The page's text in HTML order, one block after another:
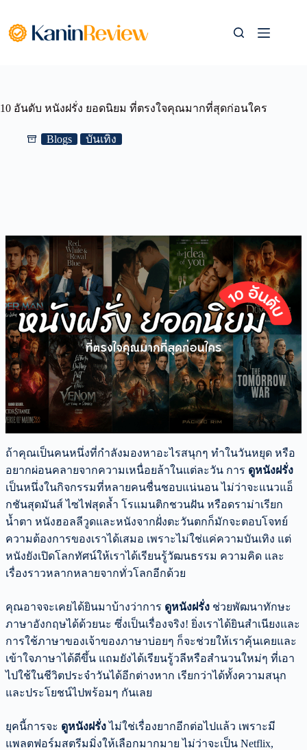
content
10 อันดับ หนังฝรั่ง ยอดนิยม ที่ตรงใจคุณมากที่สุดก่อนใคร
Blogs บันเทิง
ถ้าคุณเป็นคนหนึ่งที่กำลังมองหาอะไรสนุกๆ ทำในวันหยุด หรือ
อยากผ่อนคลายจากความเหนื่อยล้าในแต่ละวัน การ ดูหนังฝรั่ง
เป็นหนึ่งในกิจกรรมที่หลายคนชื่นชอบแน่นอน ไม่ว่าจะแนวแอ็
กชันสุดมันส์ ไซไฟสุดล้ำ โรแมนติกชวนฝัน หรือดราม่าเรียก
น้ำตา หนังฮอลลีวูดและหนังจากฝั่งตะวันตกก็มักจะตอบโจทย์
ความต้องการของเราได้เสมอ เพราะไม่ใช่แค่ความบันเทิง แต่
หนังยังเปิดโลกทัศน์ให้เราได้เรียนรู้วัฒนธรรม ความคิด และ
เรื่องราวหลากหลายจากทั่วโลกอีกด้วย
คุณอาจจะเคยได้ยินมาบ้างว่าการ ดูหนังฝรั่ง ช่วยพัฒนาทักษะ
ภาษาอังกฤษได้ด้วยนะ ซึ่งเป็นเรื่องจริง! ยิ่งเราได้ยินสำเนียงและ
การใช้ภาษาของเจ้าของภาษาบ่อยๆ ก็จะช่วยให้เราคุ้นเคยและ
เข้าใจภาษาได้ดีขึ้น แถมยังได้เรียนรู้วลีหรือสำนวนใหม่ๆ ที่เอา
ไปใช้ในชีวิตประจำวันได้อีกต่างหาก เรียกว่าได้ทั้งความสนุก
และประโยชน์ไปพร้อมๆ กันเลย
ยุคนี้การจะ ดูหนังฝรั่งไม่ใช่เรื่องยากอีกต่อไปแล้ว เพราะมี
แพลตฟอร์มสตรีมมิ่งให้เลือกมากมาย ไม่ว่าจะเป็น Netflix,